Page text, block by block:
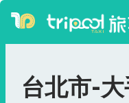
台北市-